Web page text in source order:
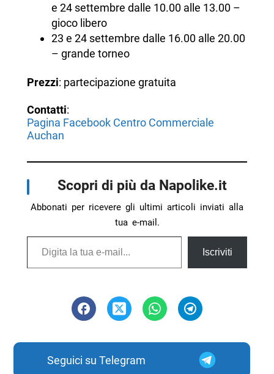
e 24 settembre dalle 10.00 alle 13.00 –
gioco libero
23 e 24 settembre dalle 16.00 alle 20.00
– grande torneo
Prezzi: partecipazione gratuita
Contatti:
Pagina Facebook Centro Commerciale
Auchan
Scopri di più da Napolike.it
Abbonati per ricevere gli ultimi articoli inviati alla
tua e-mail.
Digita la tua e-mail...
Iscriviti
Seguici su Telegram